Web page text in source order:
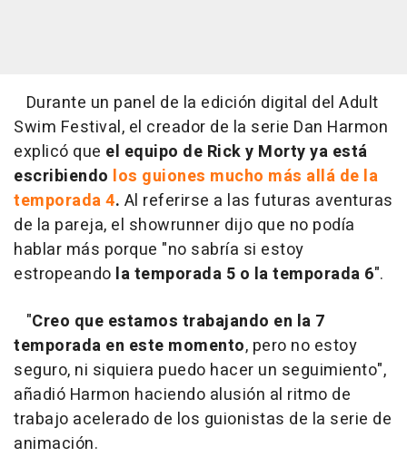
Durante un panel de la edición digital del Adult
Swim Festival, el creador de la serie Dan Harmon
explicó que el equipo de Rick y Morty ya está
escribiendo los guiones mucho más allá de la
temporada 4. Al referirse a las futuras aventuras
de la pareja, el showrunner dijo que no podía
hablar más porque "no sabría si estoy
estropeando la temporada 5 o la temporada 6".
"Creo que estamos trabajando en la 7
temporada en este momento, pero no estoy
seguro, ni siquiera puedo hacer un seguimiento",
añadió Harmon haciendo alusión al ritmo de
trabajo acelerado de los guionistas de la serie de
animación.